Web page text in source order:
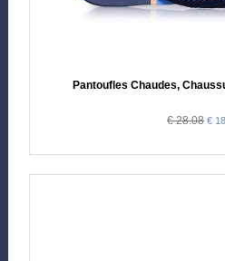
Pantoufles Chaudes,
€ 28.08 €